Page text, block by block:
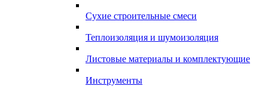
Сухие строительные смеси
Теплоизоляция и шумоизоляция
Листовые материалы и комплектующие
Инструменты